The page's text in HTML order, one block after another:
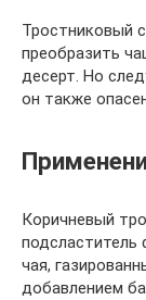
Тростниковый
преобразить
десерт. Но
он также
Коричневый
подсластитель
чая,
добавлением